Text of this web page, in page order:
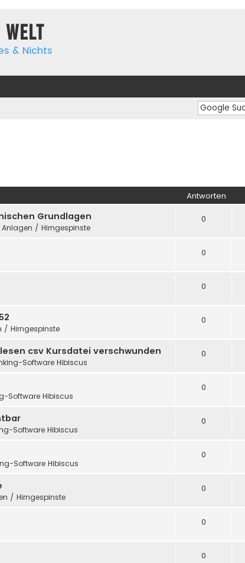
Welt
& Nichts
Antworten
Grundlagen
Anlagen / Hirngespinste
0
0
0
/ Hirngespinste
0
csv Kursdatei verschwunden
Software Hibiscus
0
Software Hibiscus
0
Software Hibiscus
0
Software Hibiscus
0
/ Hirngespinste
0
0
0